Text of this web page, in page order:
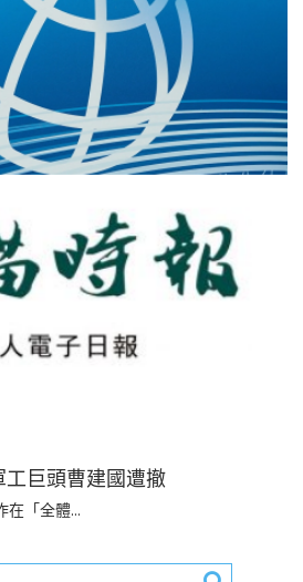
工巨頭曹建國遭撤
在「全體...